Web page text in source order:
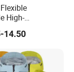
für ein
Zugang
High-
Utility Jacket
Activities
14.50